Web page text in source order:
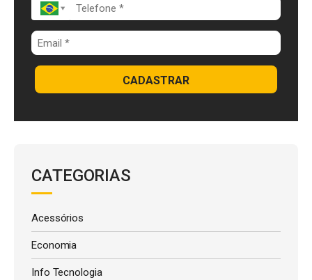
CADASTRAR
CATEGORIAS
Acessórios
Economia
Info Tecnologia